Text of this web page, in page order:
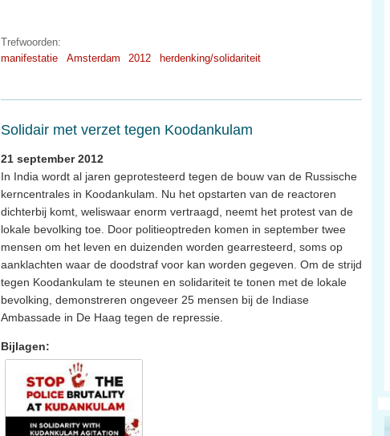
Trefwoorden:
manifestatie
Amsterdam 2012 herdenking/solidariteit
Solidair met verzet tegen Koodankulam
21 september 2012
In India wordt al jaren geprotesteerd tegen de bouw van de Russische
kerncentrales in Koodankulam. Nu het opstarten van de reactoren
dichterbij komt, weliswaar enorm vertraagd, neemt het protest van de
lokale bevolking toe. Door politieoptreden komen in september twee
mensen om het leven en duizenden worden gearresteerd, soms op
aanklachten waar de doodstraf voor kan worden gegeven. Om de strijd
tegen Koodankulam te steunen en solidariteit te tonen met de lokale
bevolking, demonstreren ongeveer 25 mensen bij de Indiase
Ambassade in De Haag tegen de repressie.
Bijlagen: